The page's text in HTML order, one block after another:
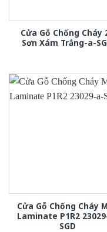
Cửa Gỗ Chống Cháy
Sơn Xám Trắng-a-
Cửa Gỗ Chống Cháy
Laminate P1R2
SGD